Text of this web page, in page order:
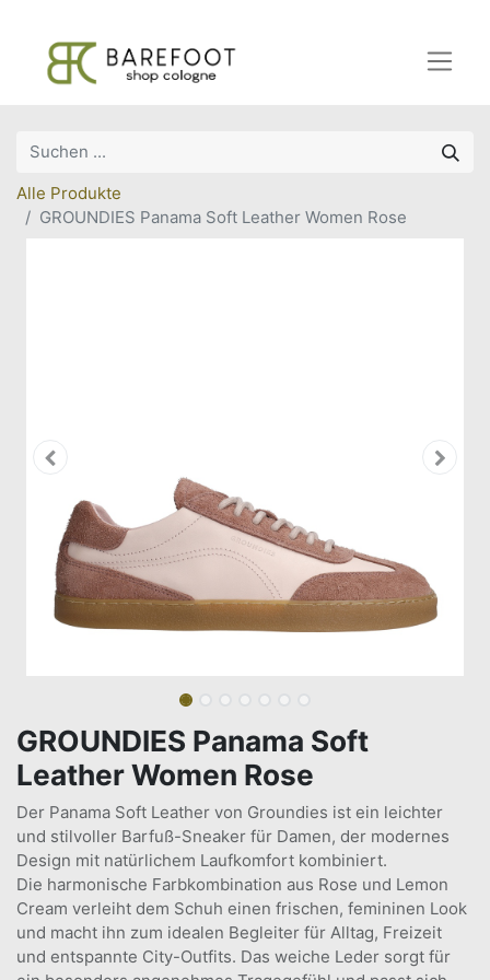
Alle Produkte
GROUNDIES Panama Soft Leather Women Rose
GROUNDIES Panama Soft
Leather Women Rose
Der Panama Soft Leather von Groundies ist ein leichter
und stilvoller Barfuß-Sneaker für Damen, der modernes
Design mit natürlichem Laufkomfort kombiniert.
Die harmonische Farbkombination aus Rose und Lemon
Cream verleiht dem Schuh einen frischen, femininen Look
und macht ihn zum idealen Begleiter für Alltag, Freizeit
und entspannte City-Outfits. Das weiche Leder sorgt für